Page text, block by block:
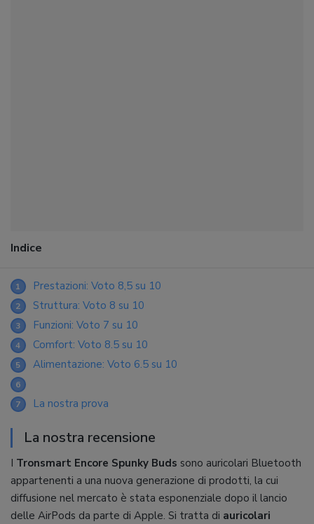
Indice
1 Prestazioni: Voto 8,5 su 10
2 Struttura: Voto 8 su 10
3 Funzioni: Voto 7 su 10
4 Comfort: Voto 8.5 su 10
5 Alimentazione: Voto 6.5 su 10
6
7
La nostra prova
La nostra recensione
I Tronsmart Encore Spunky Buds sono auricolari Bluetooth
appartenenti a una nuova generazione di prodotti, la cui
diffusione nel mercato è stata esponenziale dopo il lancio
delle AirPods da parte di Apple. Si tratta di auricolari